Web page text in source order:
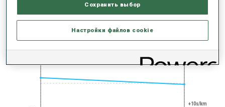
РЕЗУЛЬТАТЫ - ТЕНДЕНЦИЯ
+10s/km
Сохранить выбор
Настройки файлов cookie